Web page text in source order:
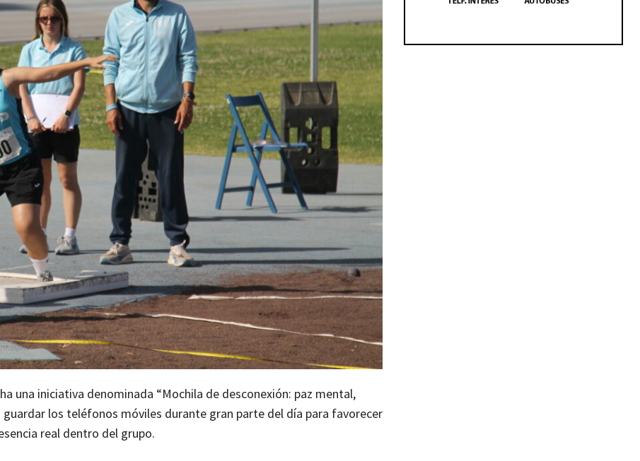
una iniciativa denominada “Mochila de desconexión: paz mental,
los teléfonos móviles durante gran parte del día para favorecer
real dentro del grupo.